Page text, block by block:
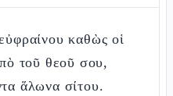
καθὼς οἱ
τοῦ θεοῦ σου,
ἅλωνα σίτου.